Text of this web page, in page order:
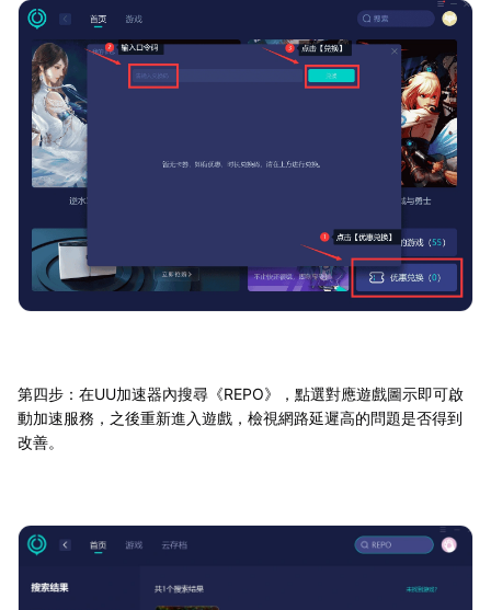
第四步：在UU加速器內搜尋《REPO》，點選對應遊戲圖示即可啟
動加速服務，之後重新進入遊戲，檢視網路延遲高的問題是否得到
改善。